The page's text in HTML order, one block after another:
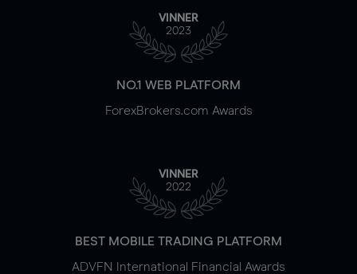
VINNER
2023
NO.1 WEB PLATFORM
ForexBrokers.com Awards
VINNER
2022
BEST MOBILE TRADING PLATFORM
ADVFN International Financial Awards